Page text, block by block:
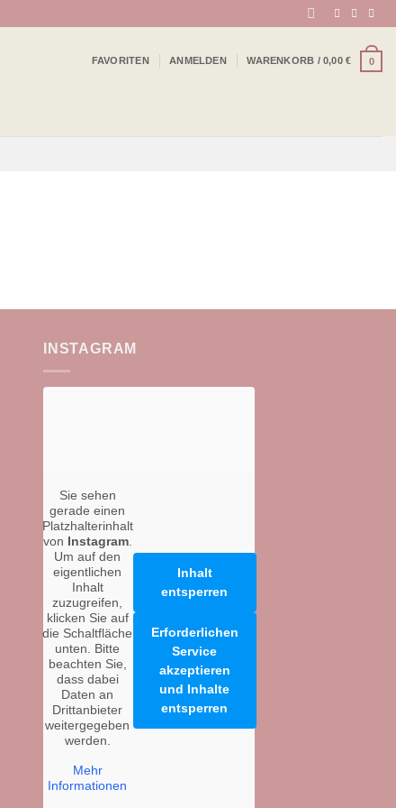
FAVORITEN ANMELDEN WARENKORB /0,00€ 0
INSTAGRAM
Sie sehen
gerade einen
Platzhalterinhalt
von Instagram.
Um auf den
eigentlichen
Inhalt
zuzugreifen,
klicken Sie auf
die Schaltfläche
unten. Bitte
beachten Sie,
dass dabei
Daten an
Drittanbieter
weitergegeben
werden.
Mehr
Informationen
Inhalt
entsperren
Erforderlichen
Service
akzeptieren
und Inhalte
entsperren